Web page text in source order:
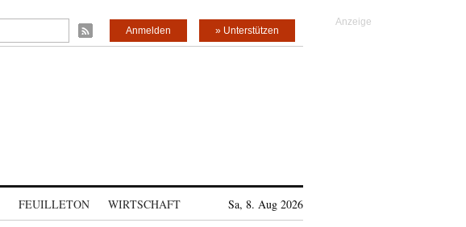
» Unterstützen
Anmelden
FEUILLETON WIRTSCHAFT Sa, 8. Aug 2026